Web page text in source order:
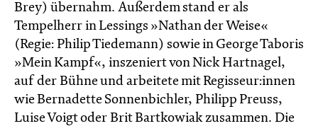
Brey) übernahm. Außerdem stand er als
Tempelherr in Lessings »Nathan der Weise«
(Regie: Philip Tiedemann) sowie in George Taboris
»Mein Kampf«, inszeniert von Nick Hartnagel,
auf der Bühne und arbeitete mit Regisseur:innen
wie Bernadette Sonnenbichler, Philipp Preuss,
Luise Voigt oder Brit Bartkowiak zusammen. Die